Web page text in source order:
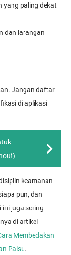
yang paling dekat
dan larangan
.
Jangan daftar
di aplikasi
keamanan
pun, dan
ini juga sering
di artikel
Membedakan
Palsu.